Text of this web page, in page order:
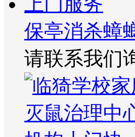
保亭消杀蟑
请联系我们